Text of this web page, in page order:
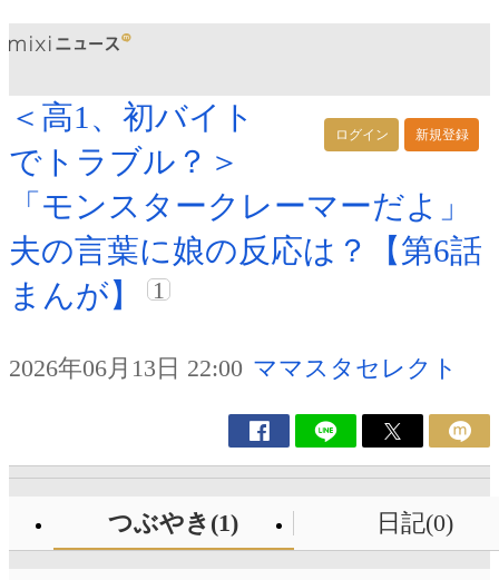
ログイン 新規登録
＜高1、初バイト
でトラブル？＞
「モンスタークレーマーだよ」
夫の言葉に娘の反応は？【第6話
まんが】
1
2026年06月13日 22:00 ママスタセレクト
つぶやき(1) 日記(0)